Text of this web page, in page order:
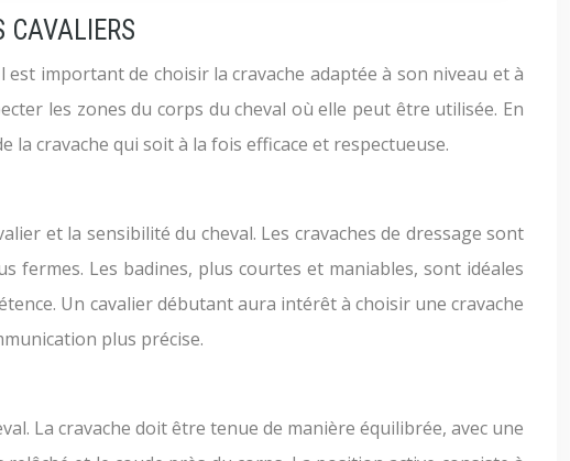
CAVALIERS
important de choisir la cravache adaptée à son niveau et à
les zones du corps du cheval où elle peut être utilisée. En
cravache qui soit à la fois efficace et respectueuse.
et la sensibilité du cheval. Les cravaches de dressage sont
fermes. Les badines, plus courtes et maniables, sont idéales
Un cavalier débutant aura intérêt à choisir une cravache
plus précise.
La cravache doit être tenue de manière équilibrée, avec une